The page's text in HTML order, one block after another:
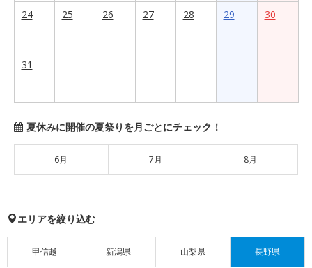
24 25 26 27 28 29 30
31
夏休みに開催の夏祭りを月ごとにチェック！
6月 7月 8月
エリアを絞り込む
甲信越 新潟県 山梨県 長野県